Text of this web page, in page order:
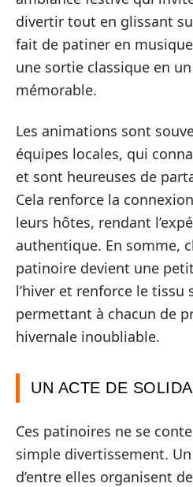
divertir tout en glissant
fait de patiner en
une sortie classique en
mémorable.
Les animations sont
équipes locales, qui
et sont heureuses de
Cela renforce la
leurs hôtes, rendant
authentique. En somme,
patinoire devient une
l’hiver et renforce le tissu
permettant à chacun de
hivernale inoubliable.
UN ACTE DE
Ces patinoires ne se
simple divertissement.
d’entre elles organisent